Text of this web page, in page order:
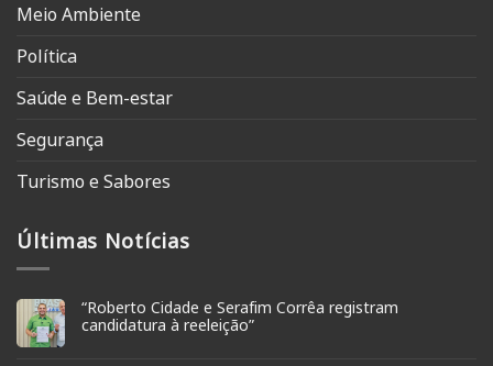
Meio Ambiente
Política
Saúde e Bem-estar
Segurança
Turismo e Sabores
Últimas Notícias
“Roberto Cidade e Serafim Corrêa registram
candidatura à reeleição”